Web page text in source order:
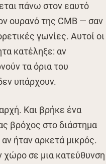
πάνω στον εαυτό
ουρανό της CMB — σαν
γωνίες. Αυτοί οι
κατέληξε: αν
τα όρια του
υπάρχουν.
Και βρήκε ένα
βρόχος στο διάστημα
ήταν αρκετά μικρός.
χώρο σε μια κατεύθυνση